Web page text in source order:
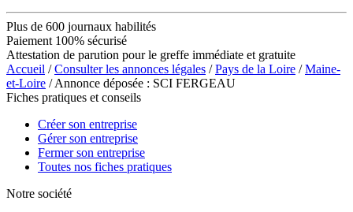
Plus de 600 journaux habilités
Paiement 100% sécurisé
Attestation de parution pour le greffe immédiate et gratuite
Accueil /Consulter les annonces légales /Pays de la Loire /Maine-
et-Loire / Annonce déposée : SCI FERGEAU
Fiches pratiques et conseils
Créer son entreprise
Gérer son entreprise
Fermer son entreprise
Toutes nos fiches pratiques
Notre société